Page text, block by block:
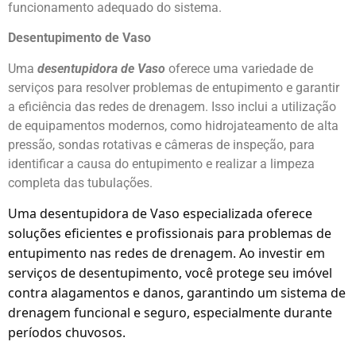
funcionamento adequado do sistema.
Desentupimento de Vaso
Uma desentupidora de Vaso oferece uma variedade de
serviços para resolver problemas de entupimento e garantir
a eficiência das redes de drenagem. Isso inclui a utilização
de equipamentos modernos, como hidrojateamento de alta
pressão, sondas rotativas e câmeras de inspeção, para
identificar a causa do entupimento e realizar a limpeza
completa das tubulações.
Uma desentupidora de Vaso especializada oferece
soluções eficientes e profissionais para problemas de
entupimento nas redes de drenagem. Ao investir em
serviços de desentupimento, você protege seu imóvel
contra alagamentos e danos, garantindo um sistema de
drenagem funcional e seguro, especialmente durante
períodos chuvosos.